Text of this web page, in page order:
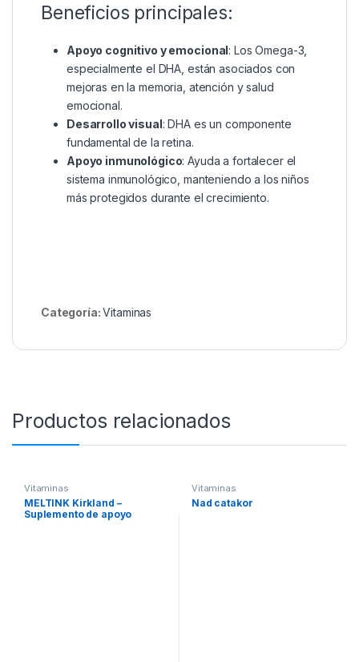
Beneficios principales:
Apoyo cognitivo y emocional: Los Omega-3,
especialmente el DHA, están asociados con
mejoras en la memoria, atención y salud
emocional.
Desarrollo visual: DHA es un componente
fundamental de la retina.
Apoyo inmunológico: Ayuda a fortalecer el
sistema inmunológico, manteniendo a los niños
más protegidos durante el crecimiento.
Categoría:Vitaminasㅤ
Productos relacionados
Vitaminasㅤ
MELTINK Kirkland –
Suplemento de apoyo
Vitaminasㅤ
Nad catakor